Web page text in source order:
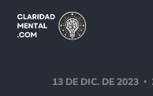
13 DE DIC. DE 2023